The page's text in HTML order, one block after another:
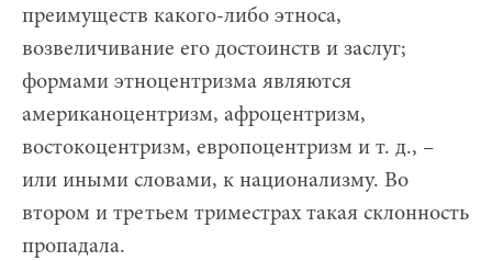
преимуществ какого-либо этноса,
возвеличивание его достоинств и заслуг;
формами этноцентризма являются
американоцентризм, афроцентризм,
востокоцентризм, европоцентризм и т. д., –
или иными словами, к национализму. Во
втором и третьем триместрах такая склонность
пропадала.